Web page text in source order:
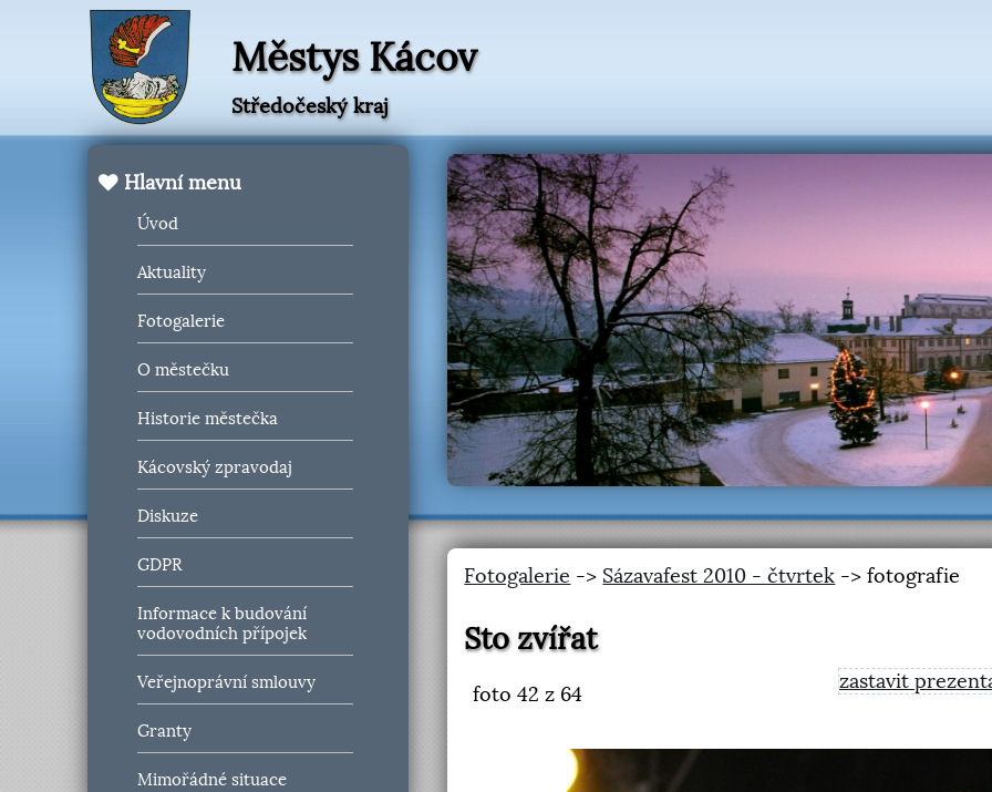
Městys Kácov
Středočeský kraj
Hlavní menu
Úvod
Aktuality
Fotogalerie
O městečku
Historie městečka
Kácovský zpravodaj
Diskuze
GDPR
Informace k budování
vodovodních přípojek
Veřejnoprávní smlouvy
Granty
Mimořádné situace
Fotogalerie -> Sázavafest 2010 - čtvrtek -> fotografie
Sto zvířat
foto42 z 64
zastavit